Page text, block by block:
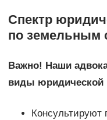
Спектр
по земельным
Важно! Наши
виды юридической